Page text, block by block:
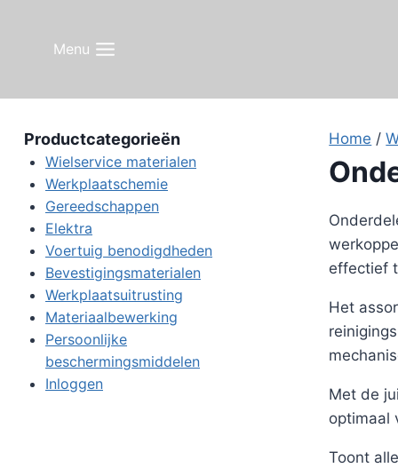
Menu
Home /
effectief
Het
Met de
optimaal
Toont
Productcategorieën
Wielservice materialen
Werkplaatschemie
Gereedschappen
Elektra
Voertuig benodigdheden
Bevestigingsmaterialen
Werkplaatsuitrusting
Materiaalbewerking
Persoonlijke
beschermingsmiddelen
Inloggen